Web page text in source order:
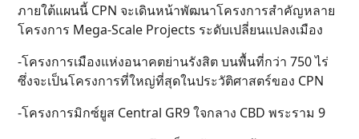
ภายใต้แผนนี้ CPN จะเดินหน้าพัฒนาโครงการสำคัญหลาย
โครงการ Mega-Scale Projects ระดับเปลี่ยนแปลงเมือง
-โครงการเมืองแห่งอนาคตย่านรังสิต บนพื้นที่กว่า 750 ไร่
ซึ่งจะเป็นโครงการที่ใหญ่ที่สุดในประวัติศาสตร์ของ CPN
-โครงการมิกซ์ยูส Central GR9 ใจกลาง CBD พระราม 9